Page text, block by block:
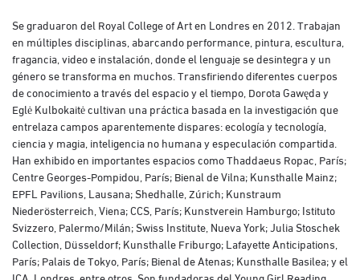
Se graduaron del Royal College of Art en Londres en 2012. Trabajan
en múltiples disciplinas, abarcando performance, pintura, escultura,
fragancia, video e instalación, donde el lenguaje se desintegra y un
género se transforma en muchos. Transfiriendo diferentes cuerpos
de conocimiento a través del espacio y el tiempo, Dorota Gawęda y
Eglė Kulbokaitė cultivan una práctica basada en la investigación que
entrelaza campos aparentemente dispares: ecología y tecnología,
ciencia y magia, inteligencia no humana y especulación compartida.
Han exhibido en importantes espacios como Thaddaeus Ropac, París;
Centre Georges-Pompidou, París; Bienal de Vilna; Kunsthalle Mainz;
EPFL Pavilions, Lausana; Shedhalle, Zúrich; Kunstraum
Niederösterreich, Viena; CCS, París; Kunstverein Hamburgo; Istituto
Svizzero, Palermo/Milán; Swiss Institute, Nueva York; Julia Stoschek
Collection, Düsseldorf; Kunsthalle Friburgo; Lafayette Anticipations,
París; Palais de Tokyo, París; Bienal de Atenas; Kunsthalle Basilea; y el